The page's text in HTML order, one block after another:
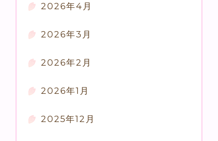
2026年4月
2026年3月
2026年2月
2026年1月
2025年12月